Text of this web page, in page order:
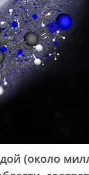
(около